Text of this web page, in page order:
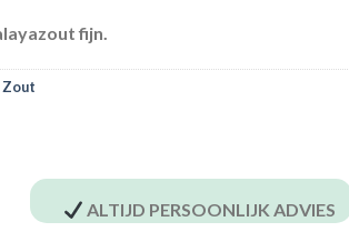
fijn.
Zout
ALTIJD PERSOONLIJK ADVIES